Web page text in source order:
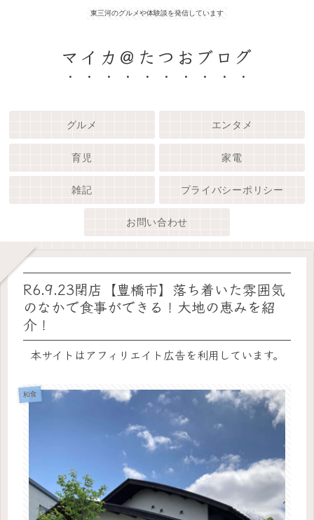
東三河のグルメや体験談を発信しています
マイカ＠たつおブログ
グルメ エンタメ
育児 家電
雑記 プライバシーポリシー
お問い合わせ
R6.9.23閉店【豊橋市】落ち着いた雰囲気
のなかで食事ができる！大地の恵みを紹
介！
本サイトはアフィリエイト広告を利用しています。
和食